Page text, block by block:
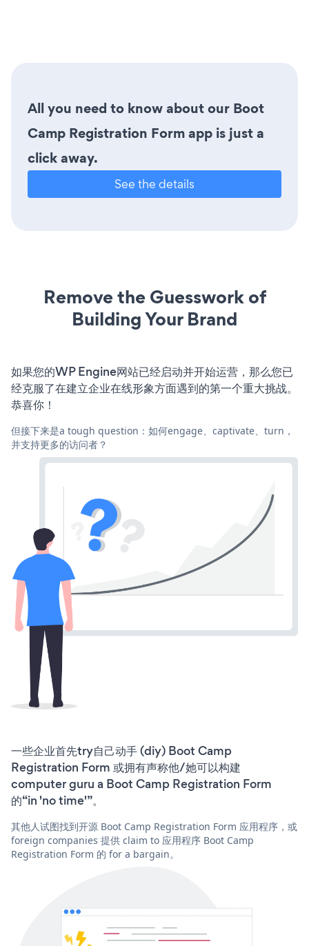
All you need to know about our Boot
Camp Registration Form app is just a
click away.
See the details
Remove the Guesswork of
Building Your Brand
如果您的WP Engine网站已经启动并开始运营，那么您已
经克服了在建立企业在线形象方面遇到的第一个重大挑战。
恭喜你！
但接下来是a tough question：如何engage、captivate、turn，
并支持更多的访问者？
一些企业首先try自己动手 (diy) Boot Camp
Registration Form 或拥有声称他/她可以构建
computer guru a Boot Camp Registration Form
的“in 'no time'”。
其他人试图找到开源 Boot Camp Registration Form 应用程序，或
foreign companies 提供 claim to 应用程序 Boot Camp
Registration Form 的 for a bargain。